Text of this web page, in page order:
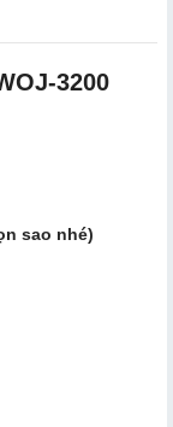
3200
sao nhé)